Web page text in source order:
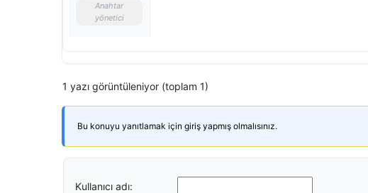
Anahtar
yönetici
1 yazı görüntüleniyor (toplam 1)
Bu konuyu yanıtlamak için giriş yapmış olmalısınız.
Kullanıcı adı: